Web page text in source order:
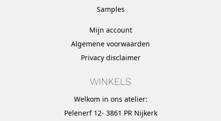
Samples
Mijn account
Algemene voorwaarden
Privacy disclaimer
WINKELS
Welkom in ons atelier:
Pelenerf 12- 3861 PR Nijkerk